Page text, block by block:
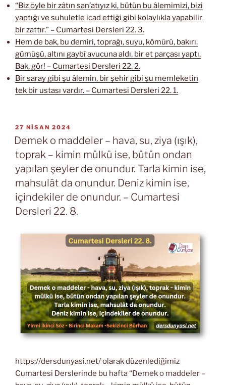
“Biz öyle bir zâtın san’atıyız ki, bütün bu âlemimizi, bizi
yaptığı ve suhuletle icad ettiği gibi kolaylıkla yapabilir
bir zattır.” – Cumartesi Dersleri 22. 3.
Hem de bak, bu demiri, toprağı, suyu, kömürü, bakırı,
gümüşü, altını gaybî avucuna aldı, bir et parçası yaptı.
Bak, gör! – Cumartesi Dersleri 22. 2.
Bir saray gibi şu âlemin, bir şehir gibi şu memleketin
tek bir ustası vardır. – Cumartesi Dersleri 22. 1.
YAYIM
TARIHI
27 NISAN 2024
Demek o maddeler – hava, su, ziya (ışık),
toprak – kimin mülkü ise, bütün ondan
yapılan şeyler de onundur. Tarla kimin ise,
mahsulât da onundur. Deniz kimin ise,
içindekiler de onundur. – Cumartesi
Dersleri 22. 8.
https://dersdunyasi.net/ olarak düzenlediğimiz
Cumartesi Derslerinde bu hafta “Demek o maddeler –